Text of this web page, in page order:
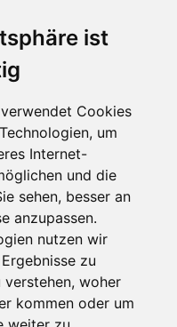
ist
Cookies
um
Internet-
und die
sehen, besser an
anzupassen.
nutzen wir
zu
verstehen, woher
kommen oder um